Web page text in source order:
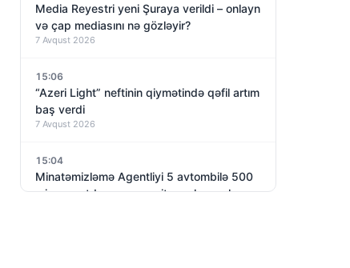
Media Reyestri yeni Şuraya verildi – onlayn
və çap mediasını nə gözləyir?
7 Avqust 2026
15:06
“Azeri Light” neftinin qiymətində qəfil artım
baş verdi
7 Avqust 2026
15:04
Minatəmizləmə Agentliyi 5 avtombilə 500
min manatdan çox vəsait xərcləyəcək –